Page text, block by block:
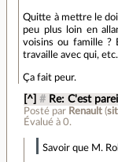
Quitte à mettre le
peu plus loin en
voisins ou famille ?
travaille avec qui,
Ça fait peur.
[^] # Re: C'est
Posté par Renault(
Évalué à 0.
Savoir que M.